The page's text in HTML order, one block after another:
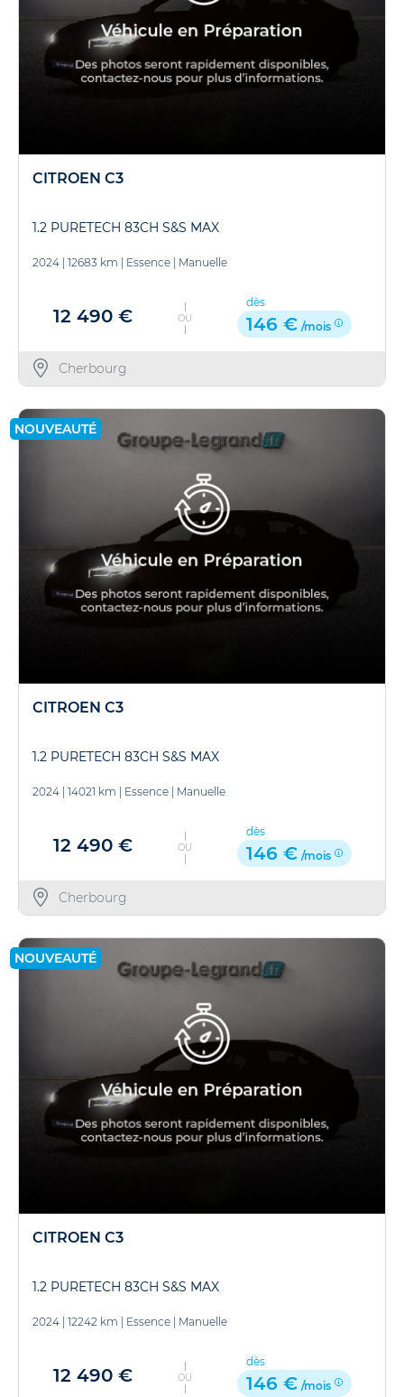
CITROEN C3
1.2 PURETECH 83CH S&S MAX
2024 12683 km Essence Manuelle
12 490 € OU
dès
146 € /mois
Cherbourg
NOUVEAUTÉ
CITROEN C3
1.2 PURETECH 83CH S&S MAX
2024 14021 km Essence Manuelle
12 490 € OU
dès
146 € /mois
Cherbourg
NOUVEAUTÉ
CITROEN C3
1.2 PURETECH 83CH S&S MAX
2024 12242 km Essence Manuelle
12 490 € OU
dès
146 € /mois